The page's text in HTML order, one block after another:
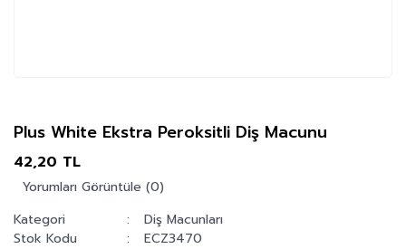
Plus White Ekstra Peroksitli Diş Macunu
42,20 TL
Yorumları Görüntüle (0)
Kategori
Diş Macunları
Stok Kodu
ECZ3470